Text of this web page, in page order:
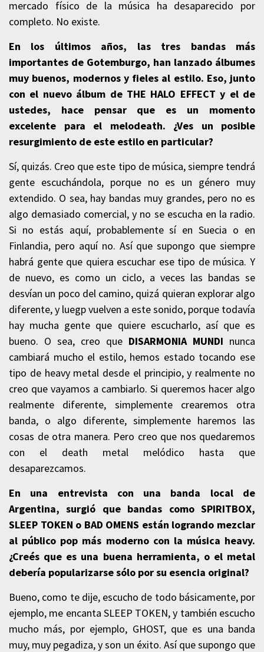
mercado físico de la música ha desaparecido por
completo. No existe.
En los últimos años, las tres bandas más
importantes de Gotemburgo, han lanzado álbumes
muy buenos, modernos y fieles al estilo. Eso, junto
con el nuevo álbum de THE HALO EFFECT y el de
ustedes, hace pensar que es un momento
excelente para el melodeath. ¿Ves un posible
resurgimiento de este estilo en particular?
Sí, quizás. Creo que este tipo de música, siempre tendrá
gente escuchándola, porque no es un género muy
extendido. O sea, hay bandas muy grandes, pero no es
algo demasiado comercial, y no se escucha en la radio.
Si no estás aquí, probablemente sí en Suecia o en
Finlandia, pero aquí no. Así que supongo que siempre
habrá gente que quiera escuchar ese tipo de música. Y
de nuevo, es como un ciclo, a veces las bandas se
desvían un poco del camino, quizá quieran explorar algo
diferente, y luegp vuelven a este sonido, porque todavía
hay mucha gente que quiere escucharlo, así que es
bueno. O sea, creo que DISARMONIA MUNDI nunca
cambiará mucho el estilo, hemos estado tocando ese
tipo de heavy metal desde el principio, y realmente no
creo que vayamos a cambiarlo. Si queremos hacer algo
realmente diferente, simplemente crearemos otra
banda, o algo diferente, simplemente haremos las
cosas de otra manera. Pero creo que nos quedaremos
con el death metal melódico hasta que
desaparezcamos.
En una entrevista con una banda local de
Argentina, surgió que bandas como SPIRITBOX,
SLEEP TOKEN o BAD OMENS están logrando mezclar
al público pop más moderno con la música heavy.
¿Creés que es una buena herramienta, o el metal
debería popularizarse sólo por su esencia original?
Bueno, como te dije, escucho de todo básicamente, por
ejemplo, me encanta SLEEP TOKEN, y también escucho
mucho más, por ejemplo, GHOST, que es una banda
muy, muy pegadiza, y son un éxito. Así que supongo que